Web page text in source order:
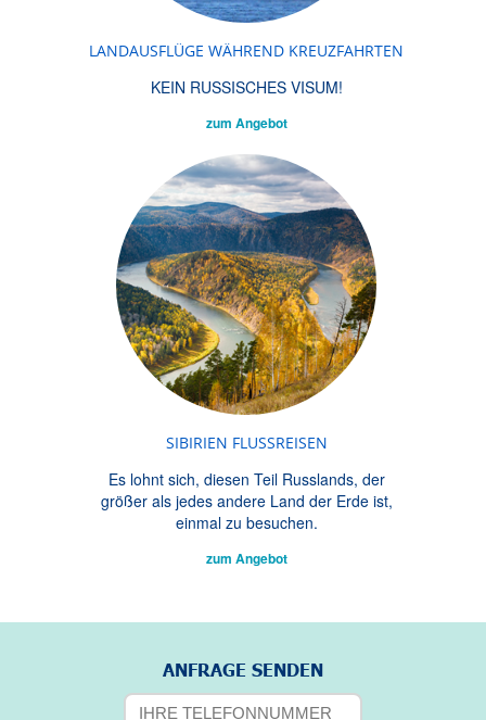
LANDAUSFLÜGE WÄHREND KREUZFAHRTEN
KEIN RUSSISCHES VISUM!
zum Angebot
SIBIRIEN FLUSSREISEN
Es lohnt sich, diesen Teil Russlands, der
größer als jedes andere Land der Erde ist,
einmal zu besuchen.
zum Angebot
ANFRAGE SENDEN